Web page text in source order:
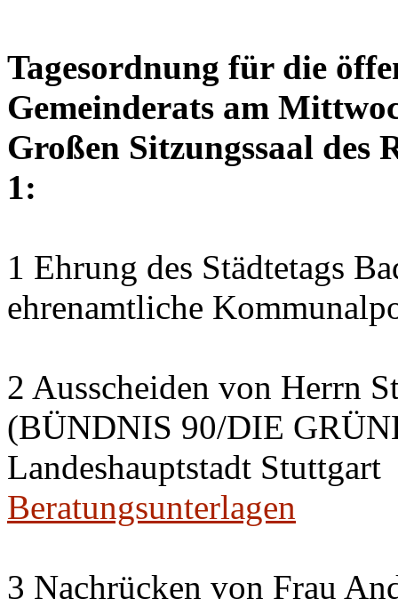
Tagesordnung für die
Gemeinderats am
Großen Sitzungssaal des
1:
1 Ehrung des Städtetags
ehrenamtliche
2 Ausscheiden von Herrn
(BÜNDNIS 90/DIE
Landeshauptstadt Stuttgart
Beratungsunterlagen
3 Nachrücken von Frau